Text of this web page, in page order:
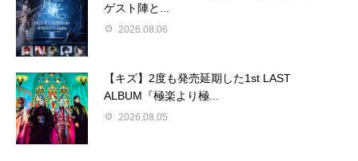
ゲスト陣と...
2026.08.06
【キズ】2度も発売延期した1st LAST
ALBUM『極楽より極...
2026.08.05